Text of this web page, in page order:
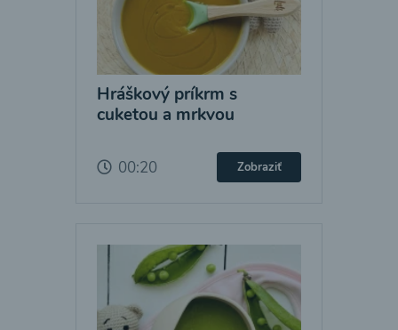
Hráškový príkrm s
cuketou a mrkvou
00:20 Zobraziť